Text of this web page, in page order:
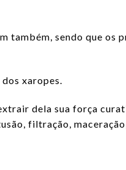
também, sendo que os
xaropes.
dela sua força
filtração,